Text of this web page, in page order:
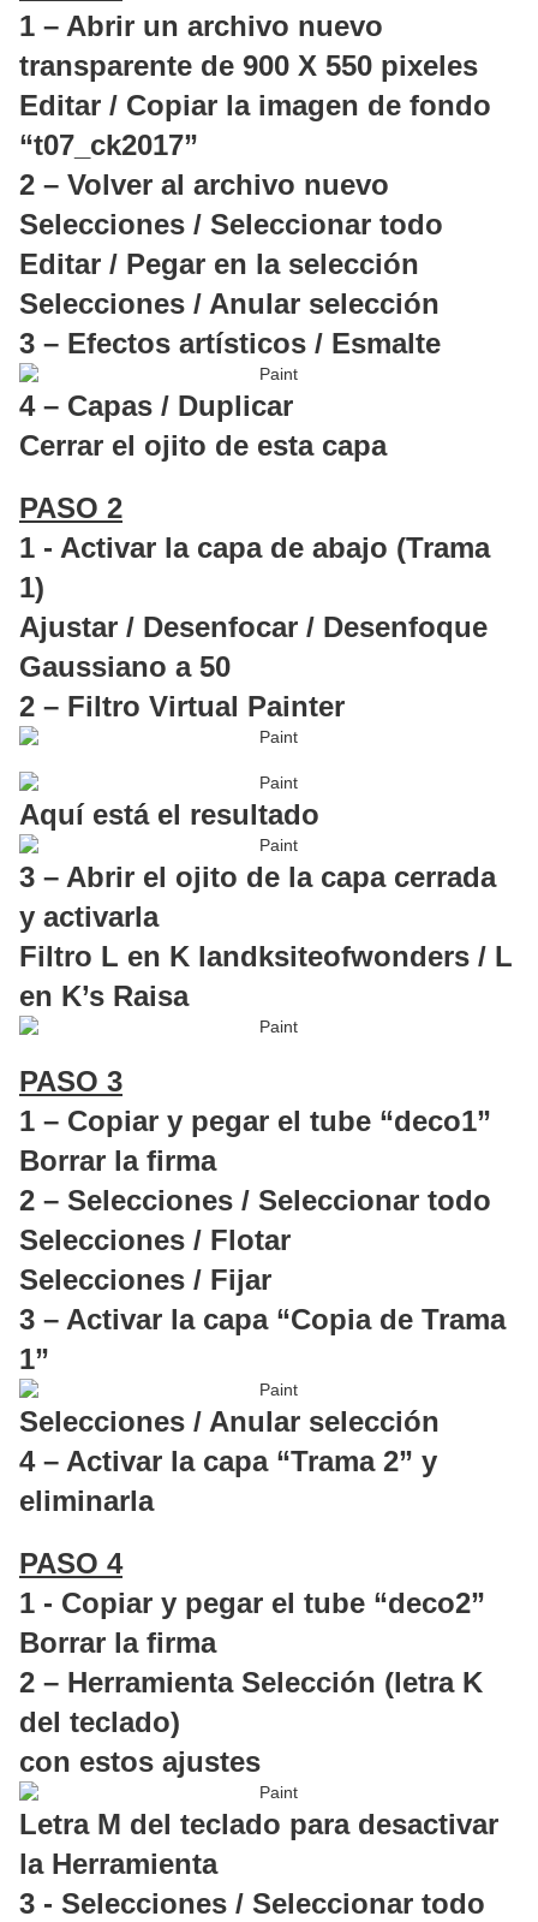
1 – Abrir un archivo nuevo
transparente de 900 X 550 pixeles
Editar / Copiar la imagen de fondo
“t07_ck2017”
2 – Volver al archivo nuevo
Selecciones / Seleccionar todo
Editar / Pegar en la selección
Selecciones / Anular selección
3 – Efectos artísticos / Esmalte
4 – Capas / Duplicar
Cerrar el ojito de esta capa
PASO 2
1 - Activar la capa de abajo (Trama
1)
Ajustar / Desenfocar / Desenfoque
Gaussiano a 50
2 – Filtro Virtual Painter
Aquí está el resultado
3 – Abrir el ojito de la capa cerrada
y activarla
Filtro L en K landksiteofwonders / L
en K’s Raisa
PASO 3
1 – Copiar y pegar el tube “deco1”
Borrar la firma
2 – Selecciones / Seleccionar todo
Selecciones / Flotar
Selecciones / Fijar
3 – Activar la capa “Copia de Trama
1”
Selecciones / Anular selección
4 – Activar la capa “Trama 2” y
eliminarla
PASO 4
1 - Copiar y pegar el tube “deco2”
Borrar la firma
2 – Herramienta Selección (letra K
del teclado)
con estos ajustes
Letra M del teclado para desactivar
la Herramienta
3 - Selecciones / Seleccionar todo